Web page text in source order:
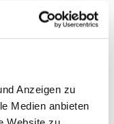
Anzeigen zu
Medien anbieten